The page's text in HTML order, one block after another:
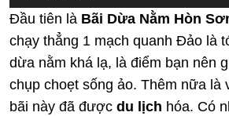
Đầu tiên là Bãi Dừa Nằm Hòn
chạy thẳng 1 mạch quanh Đảo là
dừa nằm khá lạ, là điểm bạn nên
chụp choẹt sống ảo. Thêm nữa là
bãi này đã được du lịch hóa. Có